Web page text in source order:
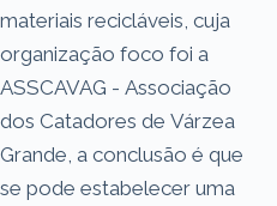
materiais recicláveis, cuja
organização foco foi a
ASSCAVAG - Associação
dos Catadores de Várzea
Grande, a conclusão é que
se pode estabelecer uma